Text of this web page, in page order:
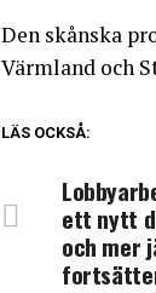
Den skånska
Värmland och
LÄS OCKSÅ:
ett nytt
och mer